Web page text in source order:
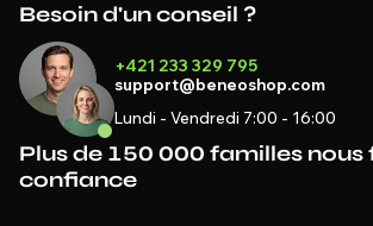
Besoin d'un conseil ?
+421 233 329 795
support@beneoshop.com
Lundi - Vendredi 7:00 - 16:00
Plus de 150 000 familles nous
confiance